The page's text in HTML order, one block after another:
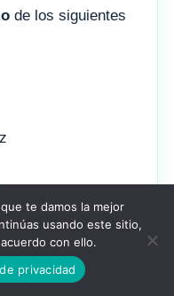
de los siguientes
carnes grasas
te damos la mejor
usando este sitio,
con ello.
privacidad